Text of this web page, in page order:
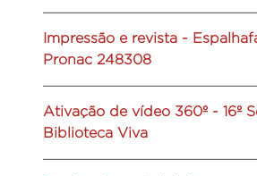
Impressão e revista -
Pronac 248308
Ativação de vídeo 360º - 16º
Biblioteca Viva